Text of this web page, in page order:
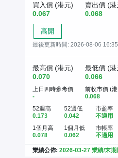
買入價 (港元)
0.067
賣出價 (港
0.068
高開
最後更新時間: 2026-08-06
最高價 (港元)
0.070
最低價 (港
0.066
上日四時參考價
-
前收市價 (
0.068
52週高
0.173
52週低
0.042
市盈率
不適用
1個月高
0.078
1個月低
0.062
市帳率
不適用
業績公佈: 2026-03-27 業績/末期